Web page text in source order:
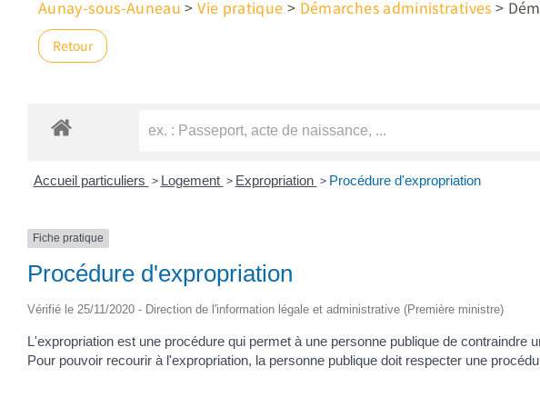
Aunay-sous-Auneau >Vie pratique > Démarches administratives >
Retour
Accueil particuliers > Logement > Expropriation > Procédure d'expropriation
Fiche pratique
Procédure d'expropriation
Vérifié le 25/11/2020 - Direction de l'information légale et administrative (Première ministre)
L'expropriation est une procédure qui permet à une personne publique de
Pour pouvoir recourir à l'expropriation, la personne publique doit respecter une